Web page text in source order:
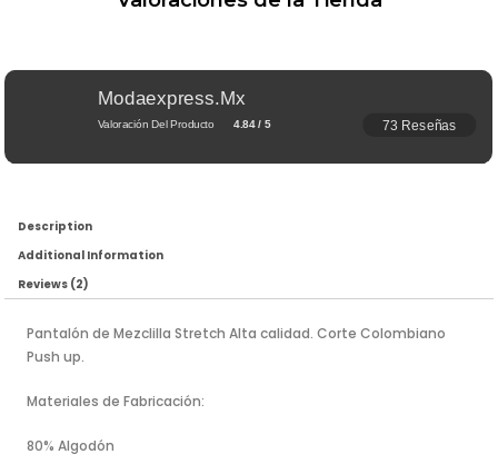
Description
Additional Information
Reviews (2)
Pantalón de Mezclilla Stretch Alta calidad. Corte Colombiano
Push up.
Materiales de Fabricación:
80% Algodón
Modaexpress.mx
Valoración Del Producto 4.84 / 5 73 Reseñas